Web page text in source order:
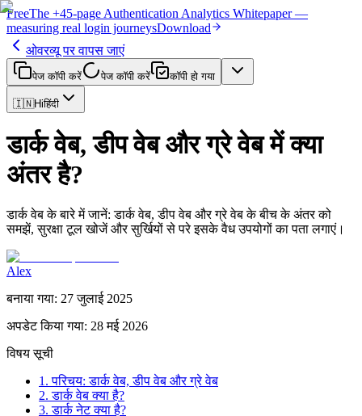
FreeThe +45-page Authentication Analytics Whitepaper —
measuring real login journeysDownload
ओवरव्यू पर वापस जाएं
पेज कॉपी करें पेज कॉपी करें कॉपी हो गया
🇮🇳Hiहिंदी
डार्क वेब, डीप वेब और ग्रे वेब में क्या
अंतर है?
डार्क वेब के बारे में जानें: डार्क वेब, डीप वेब और ग्रे वेब के बीच के अंतर को
समझें, सुरक्षा टूल खोजें और सुर्खियों से परे इसके वैध उपयोगों का पता लगाएं।
Alex
बनाया गया: 27 जुलाई 2025
अपडेट किया गया: 28 मई 2026
विषय सूची
1. परिचय: डार्क वेब, डीप वेब और ग्रे वेब
2. डार्क वेब क्या है?
3. डार्क नेट क्या है?